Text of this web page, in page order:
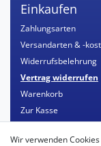
Einkaufen
Zahlungsarten
Versandarten & -
Widerrufsbelehrung
Vertrag widerrufen
Warenkorb
Zur Kasse
Mein Konto
Wir verwenden